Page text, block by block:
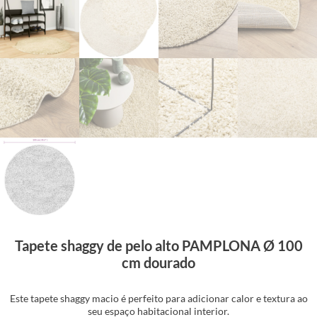
Tapete shaggy de pelo alto PAMPLONA Ø 100
cm dourado
Este tapete shaggy macio é perfeito para adicionar calor e textura ao
seu espaço habitacional interior.